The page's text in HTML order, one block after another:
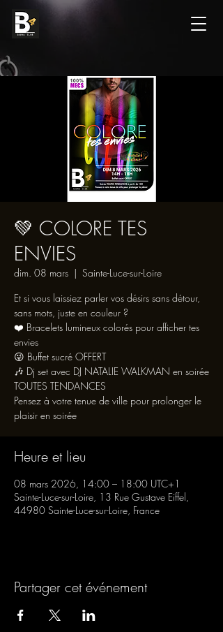
💚 COLORE TES
ENVIES
dim. 08 mars
  |
Sainte-Luce-sur-Loire
Et si vous laissiez parler vos désirs sans détour,
sans mots, juste en couleur ?
❤️ Bracelets lumineux colorés pour afficher tes
envies
😜 Buffet sucré OFFERT
🎶 Dj set avec DJ NATALIE WALKMAN en soirée
TOUTES TENDANCES
Pensez à votre tenue de ville pour prolonger le
plaisir en soirée
Heure et lieu
08 mars 2026, 14:00 – 18:00 UTC+1
Sainte-Luce-sur-Loire, 13 Rue Gustave Eiffel,
44980 Sainte-Luce-sur-Loire, France
Partager cet événement